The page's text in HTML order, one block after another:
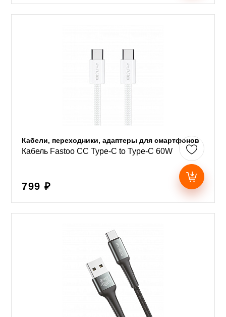
Кабели, переходники, адаптеры для смартфонов
Кабель Fastoo CC Type-C to Type-C 60W
799 ₽